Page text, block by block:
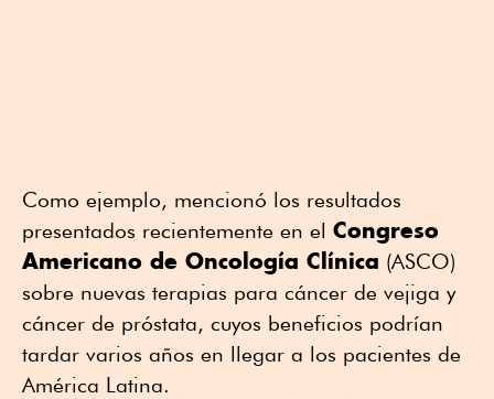
Como ejemplo, mencionó los resultados
presentados recientemente en el Congreso
Americano de Oncología Clínica (ASCO)
sobre nuevas terapias para cáncer de vejiga y
cáncer de próstata, cuyos beneficios podrían
tardar varios años en llegar a los pacientes de
América Latina.